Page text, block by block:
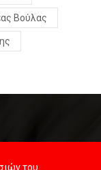
Βούλας
του